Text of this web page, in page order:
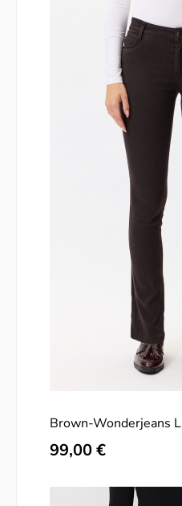
Brown-Wonderjeans L
Regulärer Preis:
99,00 €